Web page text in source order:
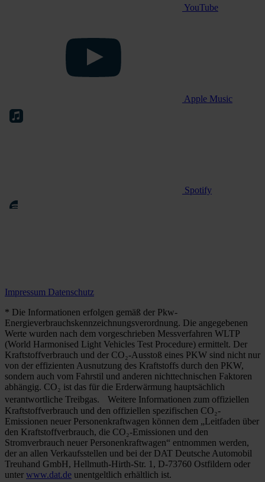
YouTube
Apple Music
Spotify
Impressum Datenschutz
* Die Informationen erfolgen gemäß der Pkw-
Energieverbrauchskennzeichnungsverordnung. Die angegebenen
Werte wurden nach dem vorgeschrieben Messverfahren WLTP
(World Harmonised Light Vehicles Test Procedure) ermittelt. Der
Kraftstoffverbrauch und der CO₂-Ausstoß eines PKW sind nicht nur
von der effizienten Ausnutzung des Kraftstoffs durch den PKW,
sondern auch vom Fahrstil und anderen nichttechnischen Faktoren
abhängig. CO₂ ist das für die Erderwärmung hauptsächlich
verantwortliche Treibgas. Weitere Informationen zum offiziellen
Kraftstoffverbrauch und den offiziellen spezifischen CO₂-
Emissionen neuer Personenkraftwagen können dem „Leitfaden über
den Kraftstoffverbrauch, die CO₂-Emissionen und den
Stromverbrauch neuer Personenkraftwagen“ entnommen werden,
der an allen Verkaufsstellen und bei der DAT Deutsche Automobil
Treuhand GmbH, Hellmuth-Hirth-Str. 1, D-73760 Ostfildern oder
unter www.dat.de unentgeltlich erhältlich ist.